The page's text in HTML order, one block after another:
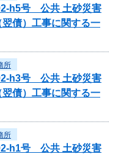
h5号 公共 土砂災害
債）工事に関する一
所
h3号 公共 土砂災害
債）工事に関する一
所
h1号 公共 土砂災害